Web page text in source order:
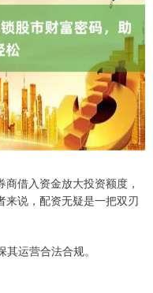
借入资金放大投资额度，
来说，配资无疑是一把双刃
运营合法合规。